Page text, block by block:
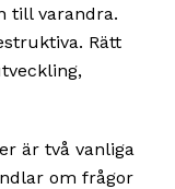
till varandra.
Rätt
är två vanliga
om frågor